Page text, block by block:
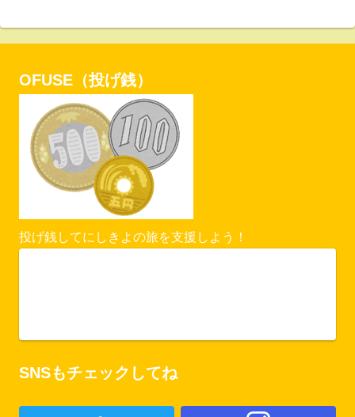
OFUSE（投げ銭）
投げ銭してにしきよの旅を支援しよう！
SNSもチェックしてね